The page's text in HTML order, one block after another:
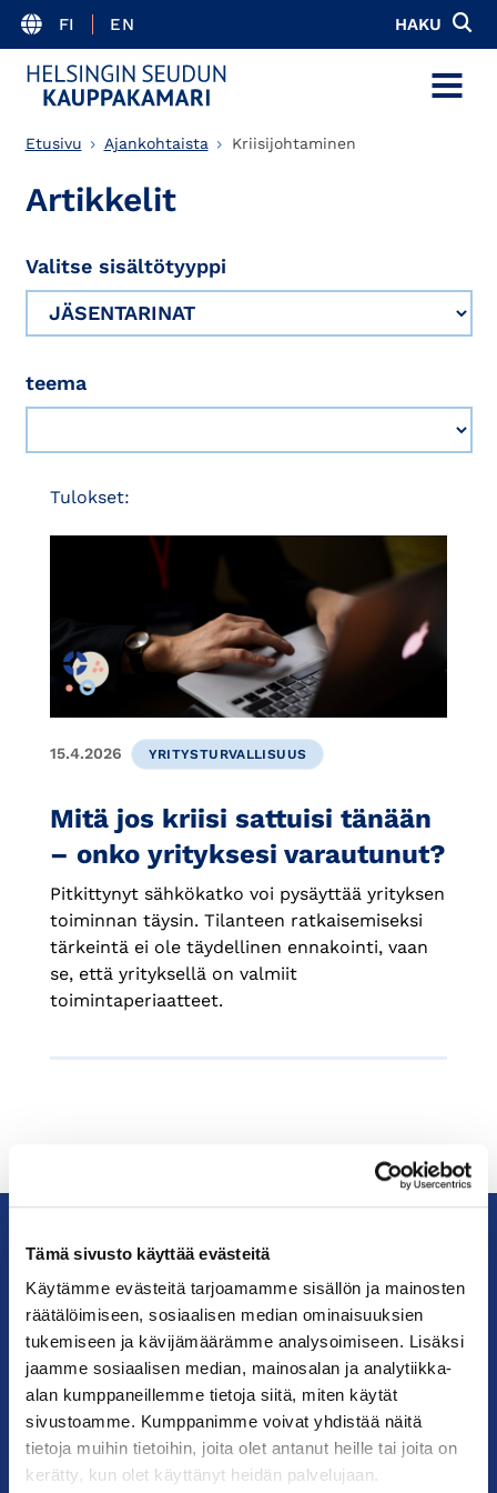
Tämä sivusto käyttää evästeitä
Käytämme evästeitä tarjoamamme sisällön ja mainosten
räätälöimiseen, sosiaalisen median ominaisuuksien
tukemiseen ja kävijämäärämme analysoimiseen. Lisäksi
jaamme sosiaalisen median, mainosalan ja analytiikka-
alan kumppaneillemme tietoja siitä, miten käytät
sivustoamme. Kumppanimme voivat yhdistää näitä
tietoja muihin tietoihin, joita olet antanut heille tai joita on
kerätty, kun olet käyttänyt heidän palvelujaan.
FI EN HAKU
MENU
Etusivu Ajankohtaista Kriisijohtaminen
Artikkelit
Valitse sisältötyyppi
teema
Tulokset:
15.4.2026 YRITYSTURVALLISUUS
Mitä jos kriisi sattuisi tänään
– onko yrityksesi varautunut?
Pitkittynyt sähkökatko voi pysäyttää yrityksen
toiminnan täysin. Tilanteen ratkaisemiseksi
tärkeintä ei ole täydellinen ennakointi, vaan
se, että yrityksellä on valmiit
toimintaperiaatteet.
seudun
kauppakamari
YHTEYSTIEDOT
Helsingin toimisto
Käyntiosoite: Kalevankatu 12, 00100 Helsinki